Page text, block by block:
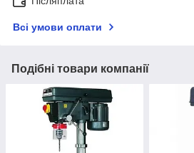
Всі умови оплати
Подібні товари компанії